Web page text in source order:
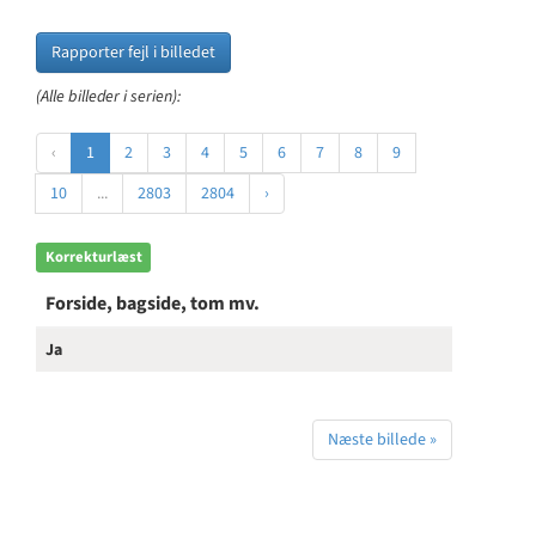
Rapporter fejl i billedet
(Alle billeder i serien):
‹ 1 2 3 4 5 6 7 8
9
10
... 2803 2804 ›
Korrekturlæst
Forside, bagside, tom mv.
Ja
Næste billede »